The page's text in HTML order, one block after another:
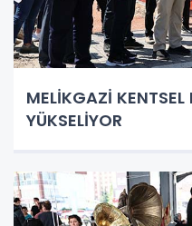
MELİKGAZİ KENTSEL
YÜKSELİYOR